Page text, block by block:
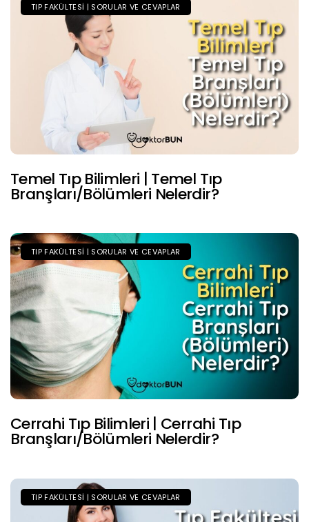
TIP FAKÜLTESI | SORULAR VE CEVAPLAR
Temel Tıp Bilimleri | Temel Tıp
Branşları/Bölümleri Nelerdir?
TIP FAKÜLTESI | SORULAR VE CEVAPLAR
Cerrahi Tıp Bilimleri | Cerrahi Tıp
Branşları/Bölümleri Nelerdir?
TIP FAKÜLTESI | SORULAR VE CEVAPLAR